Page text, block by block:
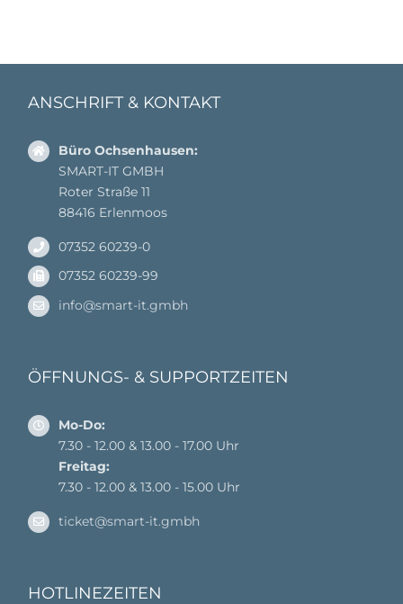
ANSCHRIFT & KONTAKT
Büro Ochsenhausen:
SMART-IT GMBH
Roter Straße 11
88416 Erlenmoos
07352 60239-0
07352 60239-99
info@smart-it.gmbh
ÖFFNUNGS- & SUPPORTZEITEN
Mo-Do:
7.30 - 12.00 & 13.00 - 17.00 Uhr
Freitag:
7.30 - 12.00 & 13.00 - 15.00 Uhr
ticket@smart-it.gmbh
HOTLINEZEITEN